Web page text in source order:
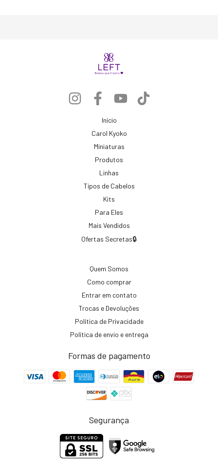
Início
Carol Kyoko
Miniaturas
Produtos
Linhas
Tipos de Cabelos
Kits
Para Eles
Mais Vendidos
Ofertas Secretas🔒
Quem Somos
Como comprar
Entrar em contato
Trocas e Devoluções
Política de Privacidade
Política de envio e entrega
Formas de pagamento
Segurança